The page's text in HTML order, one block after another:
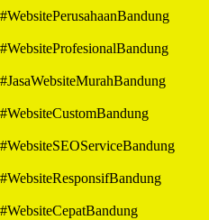
#WebsitePerusahaanBandung
#WebsiteProfesionalBandung
#JasaWebsiteMurahBandung
#WebsiteCustomBandung
#WebsiteSEOServiceBandung
#WebsiteResponsifBandung
#WebsiteCepatBandung